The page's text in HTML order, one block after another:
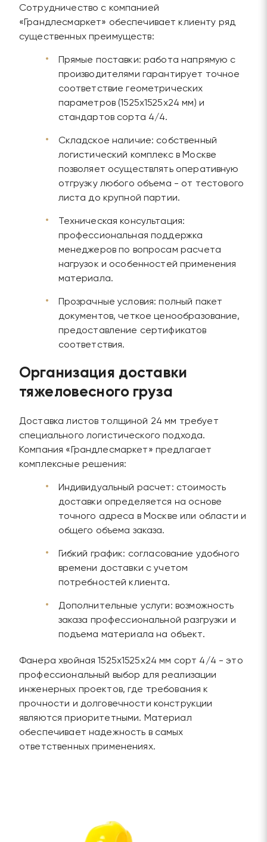
Сотрудничество с компанией
«Грандлесмаркет» обеспечивает клиенту ряд
существенных преимуществ:
Прямые поставки: работа напрямую с
производителями гарантирует точное
соответствие геометрических
параметров (1525х1525х24 мм) и
стандартов сорта 4/4.
Складское наличие: собственный
логистический комплекс в Москве
позволяет осуществлять оперативную
отгрузку любого объема - от тестового
листа до крупной партии.
Техническая консультация:
профессиональная поддержка
менеджеров по вопросам расчета
нагрузок и особенностей применения
материала.
Прозрачные условия: полный пакет
документов, четкое ценообразование,
предоставление сертификатов
соответствия.
Организация доставки
тяжеловесного груза
Доставка листов толщиной 24 мм требует
специального логистического подхода.
Компания «Грандлесмаркет» предлагает
комплексные решения:
Индивидуальный расчет: стоимость
доставки определяется на основе
точного адреса в Москве или области и
общего объема заказа.
Гибкий график: согласование удобного
времени доставки с учетом
потребностей клиента.
Дополнительные услуги: возможность
заказа профессиональной разгрузки и
подъема материала на объект.
Фанера хвойная 1525х1525х24 мм сорт 4/4 - это
профессиональный выбор для реализации
инженерных проектов, где требования к
прочности и долговечности конструкции
являются приоритетными. Материал
обеспечивает надежность в самых
ответственных применениях.